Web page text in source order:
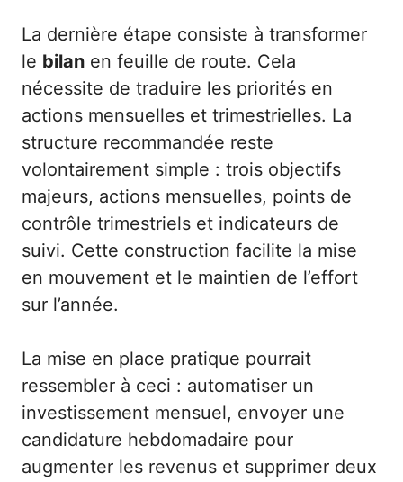
La dernière étape consiste à transformer
le bilan en feuille de route. Cela
nécessite de traduire les priorités en
actions mensuelles et trimestrielles. La
structure recommandée reste
volontairement simple : trois objectifs
majeurs, actions mensuelles, points de
contrôle trimestriels et indicateurs de
suivi. Cette construction facilite la mise
en mouvement et le maintien de l’effort
sur l’année.
La mise en place pratique pourrait
ressembler à ceci : automatiser un
investissement mensuel, envoyer une
candidature hebdomadaire pour
augmenter les revenus et supprimer deux